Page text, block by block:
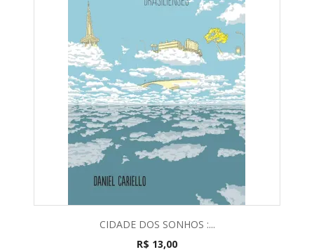
CIDADE DOS SONHOS :...
R$ 13,00